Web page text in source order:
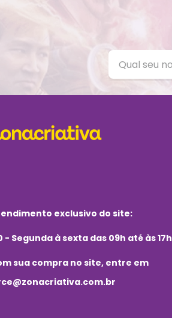
exclusivo do site:
- Segunda à sexta das 09h até às 17h
sua compra no site, entre em